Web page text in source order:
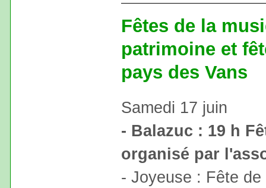
Fêtes de la
patrimoine et
pays des Vans
Samedi 17 juin
- Balazuc : 19 h
organisé par
- Joyeuse : Fête